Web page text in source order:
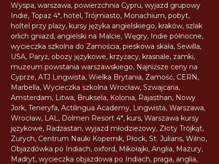
Wyspa,warszawa,powierzchnia Cypru,wyjazd grupowy
Indie,Topaz 4*, hotel,Trójmiasto, Monachium,pobyt,
holtel przy plaży, kursy języka angielskiego, kraków,szlak
orlich gniazd, angielski na Malcie,Węgry, Indie północne,
wycieczka szkolna do Zamościa,pieskowa skała,Sewilla,
USA, Paryż, obozy językowe, krzyżacy, krasnale, zamki,
muzeum powstania warszawskiego, Najniższe ceny na
Cyprze,ATJ Lingwista,Wielka Brytania, Zamość, CERN,
Marbella,Wycieczka szkolna Wrocław,Szwajcaria,
Amsterdam, Litwa, Bruksela, Kolonia, Rajasthan, Nowy
Jork,Teneryfa,Actilingua Academy, Lingwista,Warszawa,
Wrocław, LAL, Dolmen Resort 4*, kurs,Warszawa kursy
językowe, Radżastan,wyjazd młodzieżowy, Złoty Trójkąt,
Zurych, Centrum Nauki Kopernik, Płock,St. Julians,Wilno,
Objazdówka po Indiach, oxford, Mikołajki,Anglia, Mazury,
Madryt,wycieczka objazdowa po Indiach,praga, anglia,